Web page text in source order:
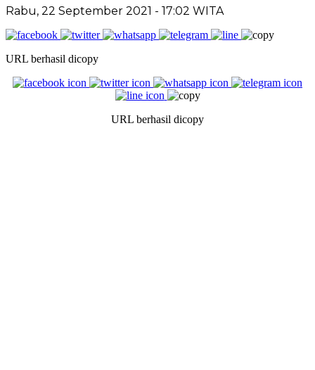
Rabu, 22 September 2021 - 17:02 WITA
URL berhasil dicopy
URL berhasil dicopy